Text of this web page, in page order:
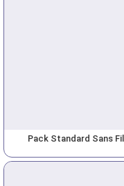
Pack Standard Sans